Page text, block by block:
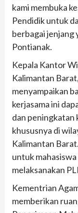
kami membuka
Pendidik untuk
berbagai jenjang
Pontianak.
Kepala Kantor
Kalimantan
menyampaikan
kerjasama ini
dan peningkatan
khususnya di
Kalimantan
untuk
melaksanakan
Kementrian
memberikan